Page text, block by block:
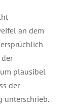
an dem
plausibel
der
unterschrieb.